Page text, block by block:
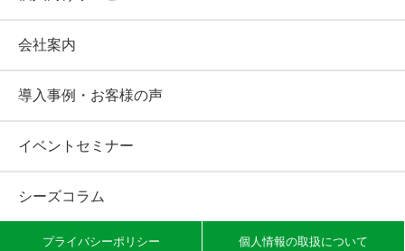
会社案内
導入事例・お客様の声
イベントセミナー
シーズコラム
プライバシーポリシー 個人情報の取扱について